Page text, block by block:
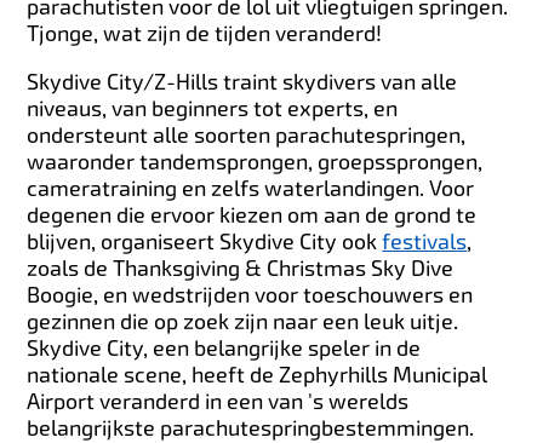
parachutisten voor de lol uit vliegtuigen springen.
Tjonge, wat zijn de tijden veranderd!
Skydive City/Z-Hills traint skydivers van alle
niveaus, van beginners tot experts, en
ondersteunt alle soorten parachutespringen,
waaronder tandemsprongen, groepssprongen,
cameratraining en zelfs waterlandingen. Voor
degenen die ervoor kiezen om aan de grond te
blijven, organiseert Skydive City ookfestivals,
zoals de Thanksgiving & Christmas Sky Dive
Boogie, en wedstrijden voor toeschouwers en
gezinnen die op zoek zijn naar een leuk uitje.
Skydive City, een belangrijke speler in de
nationale scene, heeft de Zephyrhills Municipal
Airport veranderd in een van 's werelds
belangrijkste parachutespringbestemmingen.